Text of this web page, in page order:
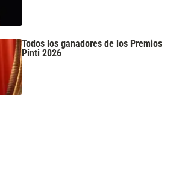
Todos los ganadores de los Premios
Pinti 2026